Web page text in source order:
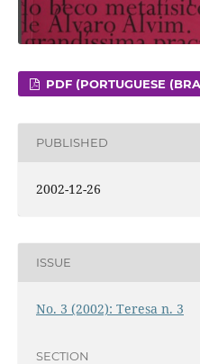
PDF (PORTUGUESE
PUBLISHED
2002-12-26
ISSUE
No. 3 (2002): Teresa n. 3
SECTION